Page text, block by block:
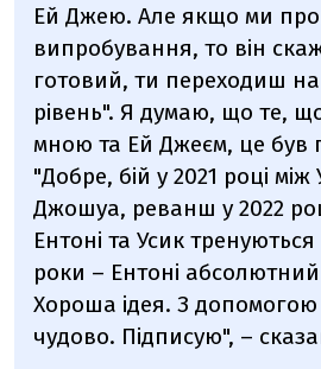
Ей Джею. Але якщо ми
випробування, то він
готовий, ти переходиш
рівень". Я думаю, що те,
мною та Ей Джеєм, це був
"Добре, бій у 2021 році між
Джошуа, реванш у 2022
Ентоні та Усик
роки – Ентоні
Хороша ідея. З допомогою
чудово. Підписую", –